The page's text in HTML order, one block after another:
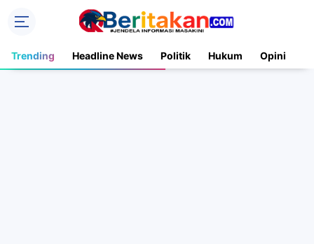
Trending Headline News Politik Hukum Opini